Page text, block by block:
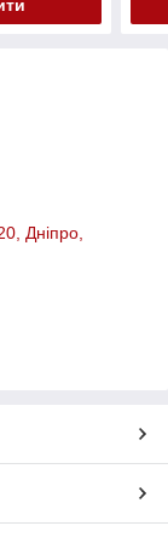
Дніпро,